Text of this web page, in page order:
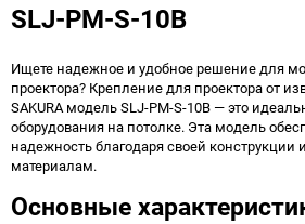
SLJ-PM-S-10B
Ищете надежное и удобное решение для
проектора? Крепление для проектора от
SAKURA модель SLJ-PM-S-10B — это
оборудования на потолке. Эта модель
надежность благодаря своей
материалам.
Основные